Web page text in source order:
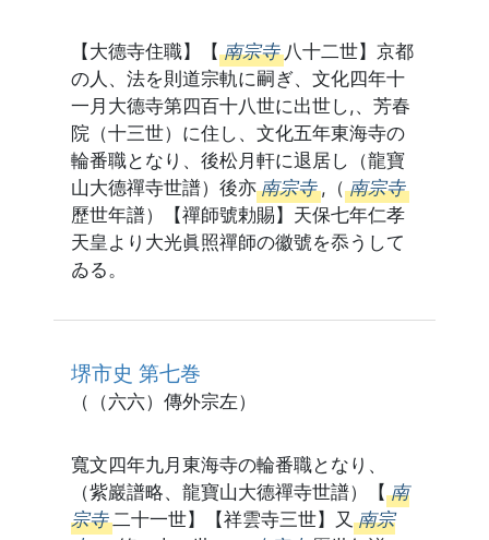
【大德寺住職】【 南宗寺 八十二世】京都
の人、法を則道宗軌に嗣ぎ、文化四年十
一月大德寺第四百十八世に出世し,、芳春
院（十三世）に住し、文化五年東海寺の
輪番職となり、後松月軒に退居し（龍寶
山大德禪寺世譜）後亦 南宗寺 ,（ 南宗寺
歷世年譜）【禪師號勅賜】天保七年仁孝
天皇より大光眞照禪師の徽號を忝うして
ゐる。
堺市史 第七巻
（（六六）傳外宗左）
寬文四年九月東海寺の輪番職となり、
（紫巖譜略、龍寶山大德禪寺世譜）【 南
宗寺 二十一世】【祥雲寺三世】又 南宗